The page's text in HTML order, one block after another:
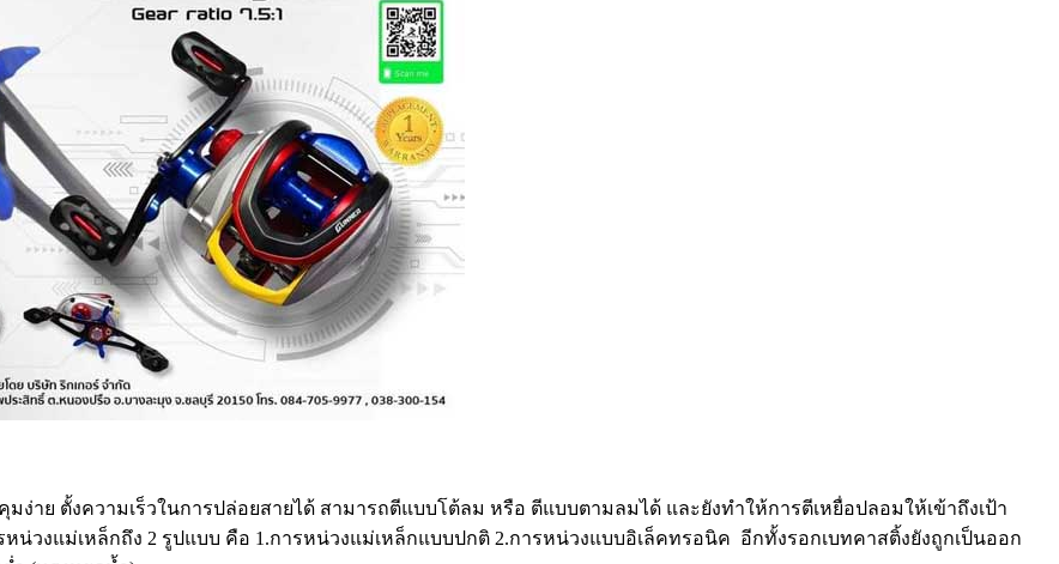
าย ตั้งความเร็วในการปล่อยสายได้ สามารถตีแบบโต้ลม หรือ ตีแบบตามลมได้ และยังทำให้การตีเหยื่อปลอมให้เข้าถึงเป้า
น่วงแม่เหล็กถึง 2 รูปแบบ คือ 1.การหน่วงแม่เหล็กแบบปกติ 2.การหน่วงแบบอิเล็คทรอนิค อีกทั้งรอกเบทคาสติ้งยังถูกเป็นออก